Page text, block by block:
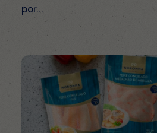
Receitas
por...